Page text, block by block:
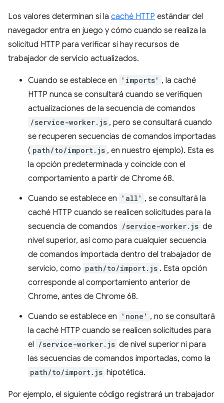
Los valores determinan si la caché HTTP estándar del
navegador entra en juego y cómo cuando se realiza la
solicitud HTTP para verificar si hay recursos de
trabajador de servicio actualizados.
Cuando se establece en 'imports' , la caché
HTTP nunca se consultará cuando se verifiquen
actualizaciones de la secuencia de comandos
/service-worker.js , pero se consultará cuando
se recuperen secuencias de comandos importadas
( path/to/import.js , en nuestro ejemplo). Esta es
la opción predeterminada y coincide con el
comportamiento a partir de Chrome 68.
Cuando se establece en
'all' , se consultará la
caché HTTP cuando se realicen solicitudes para la
secuencia de comandos /service-worker.js de
nivel superior, así como para cualquier secuencia
de comandos importada dentro del trabajador de
servicio, como path/to/import.js . Esta opción
corresponde al comportamiento anterior de
Chrome, antes de Chrome 68.
Cuando se establece en
'none' , no se consultará
la caché HTTP cuando se realicen solicitudes para
el /service-worker.js de nivel superior ni para
las secuencias de comandos importadas, como la
path/to/import.js hipotética.
Por ejemplo, el siguiente código registrará un trabajador